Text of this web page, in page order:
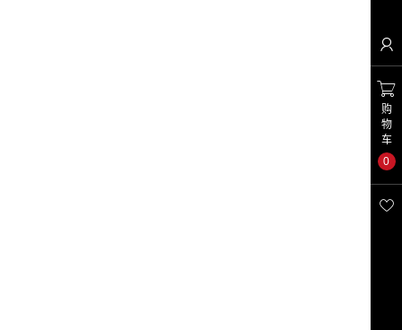


购
物
车
0
